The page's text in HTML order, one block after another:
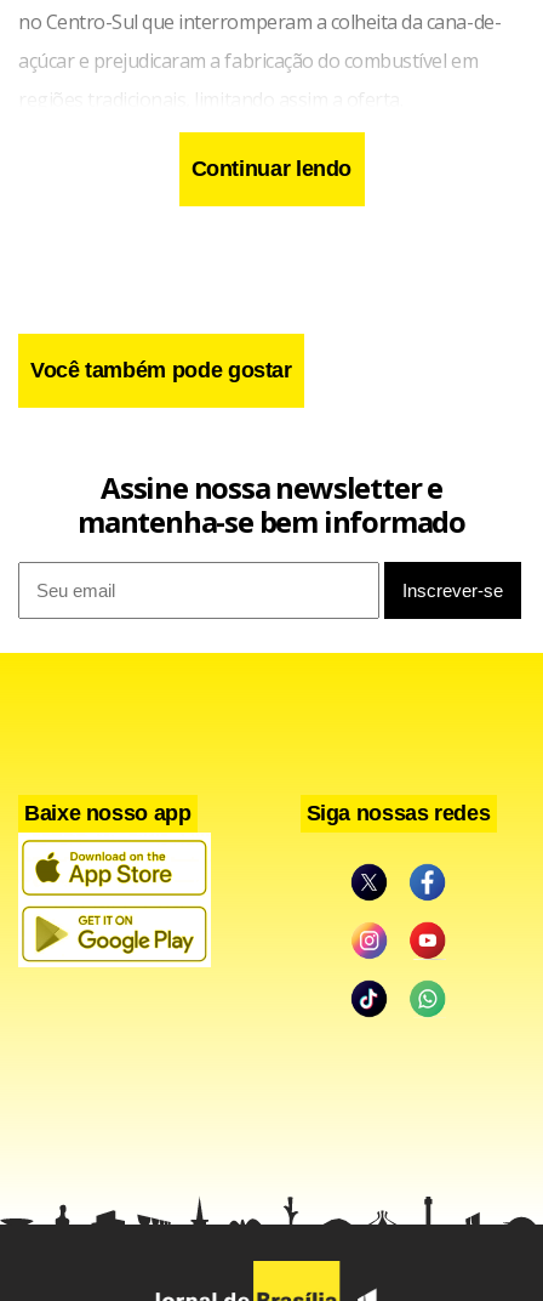
no Centro-Sul que interromperam a colheita da cana-de-
açúcar e prejudicaram a fabricação do combustível em
regiões tradicionais, limitando assim a oferta.
Facebook
WhatsApp
LinkedIn
Twitter
X Telegram
Share
Continuar lendo
Você também pode gostar
Assine nossa newsletter e
mantenha-se bem informado
Baixe nosso app Siga nossas redes